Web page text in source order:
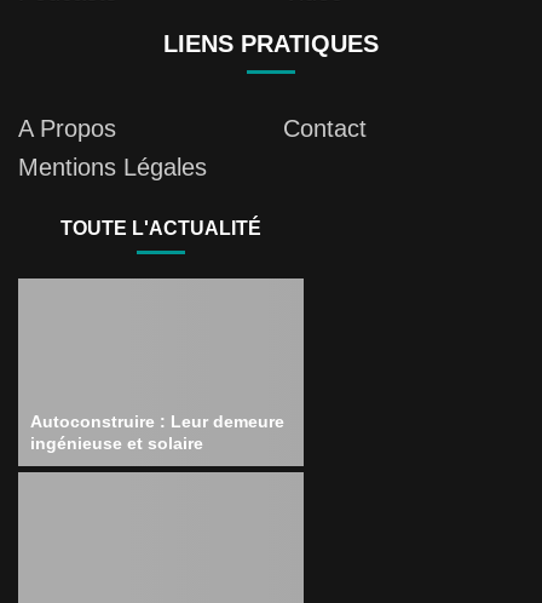
LIENS PRATIQUES
A Propos
Contact
Mentions Légales
TOUTE L'ACTUALITÉ
Autoconstruire : Leur demeure
ingénieuse et solaire